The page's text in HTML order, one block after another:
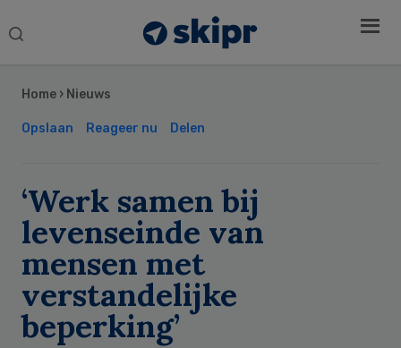
Search
Home › Nieuws
Opslaan Reageer nu Delen
‘Werk samen bij
levenseinde van
mensen met
verstandelijke
beperking’
Sidebar